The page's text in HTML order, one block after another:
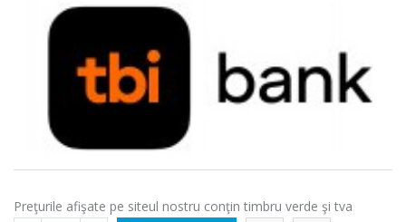
Preţurile afişate pe siteul nostru conţin timbru verde şi tva